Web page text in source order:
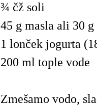
¾ čž soli
45 g masla ali 30
1 lonček jogurta
200 ml tople vode
Zmešamo vodo,